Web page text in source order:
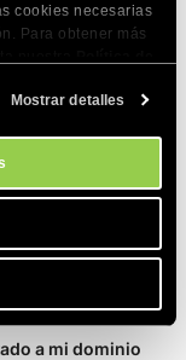
cookies necesarias
Para obtener más
de Cookies de
Mostrar detalles
y
editar tu
a mi dominio